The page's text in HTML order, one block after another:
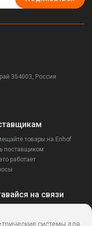
354003, Россия
товары на Enhof
поставщиком
работает
на связи
системы для